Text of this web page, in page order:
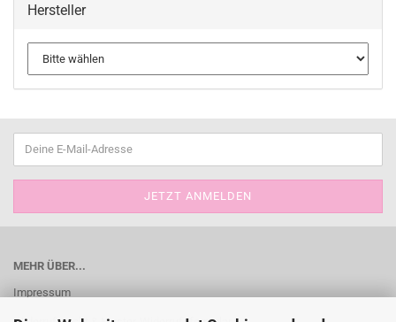
Hersteller
MEHR ÜBER...
Impressum